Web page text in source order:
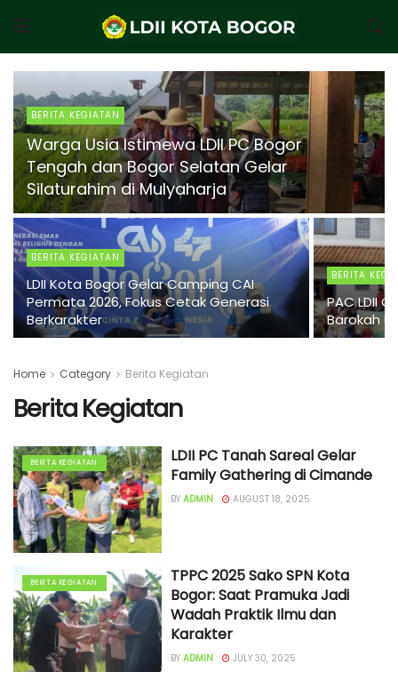
BERITA KEGIATAN
Warga Usia Istimewa LDII PC Bogor
Tengah dan Bogor Selatan Gelar
Silaturahim di Mulyaharja
BERITA KEGIATAN
LDII Kota Bogor Gelar Camping CAI
Permata 2026, Fokus Cetak Generasi
Berkarakter
BERITA
PAC LDII
Barokah
Home Category Berita Kegiatan
Berita Kegiatan
BERITA KEGIATAN
LDII PC Tanah Sareal Gelar
Family Gathering di Cimande
BY ADMIN AUGUST 18, 2025
BERITA KEGIATAN
TPPC 2025 Sako SPN Kota
Bogor: Saat Pramuka Jadi
Wadah Praktik Ilmu dan
Karakter
BY ADMIN JULY 30, 2025